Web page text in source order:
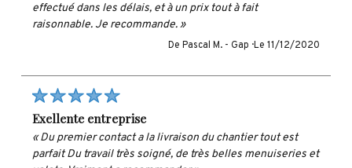
effectué dans les délais, et à un prix tout à fait
raisonnable. Je recommande. »
De Pascal M. - Gap ·Le 11/12/2020
exellente entreprise
« Du premier contact a la livraison du chantier tout est
parfait Du travail très soigné, de très belles menuiseries et